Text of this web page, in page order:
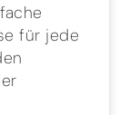
für jede